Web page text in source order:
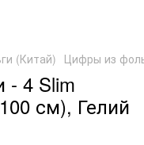
(Китай) Цифры из
- 4 Slim
см), Гелий